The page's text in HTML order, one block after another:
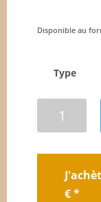
Disponible au
Type
!
€ *